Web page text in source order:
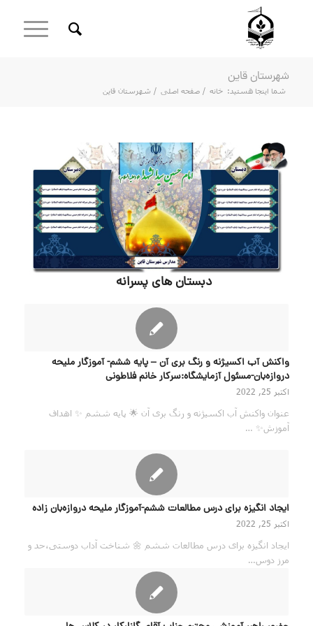
شهرستان قاین
شما اینجا هستید: خانه / صفحه اصلی / شهرستان قاین
دبستان های پسرانه
واکنش آب اکسیژنه و رنگ بری آن – پایه ششم- آموزگار ملیحه
دروازه‌بان-مسئول آزمایشگاه:سرکار خانم فلاطونی
اکتبر 25, 2022
عنوان واکنش آب اکسیژنه و رنگ بری آن 🌟 پایه ششم ✨ اهداف
آموزش✨ …
ایجاد انگیزه برای درس مطالعات ششم-آموزگار ملیحه دروازه‌بان زاده
اکتبر 25, 2022
ایجاد انگیزه برای درس مطالعات ششم 🌼 شناخت آداب دوستی،حد و
مرز دوس…